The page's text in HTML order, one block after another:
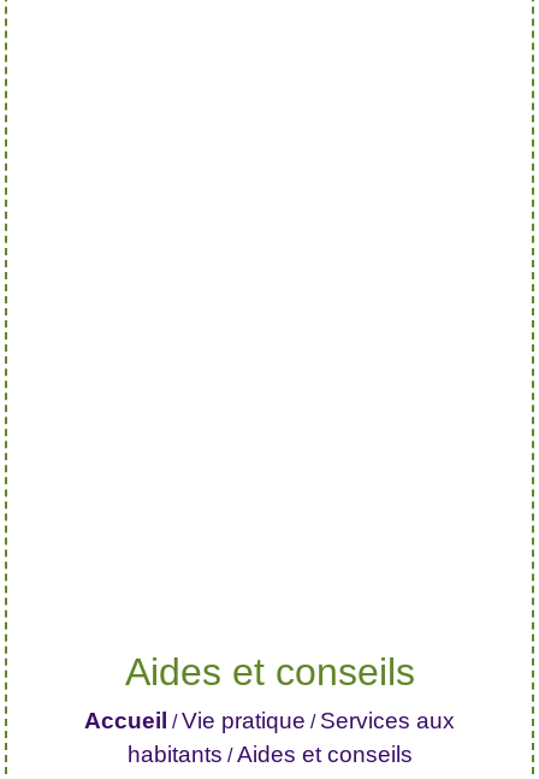
Aides et conseils
Accueil /Vie pratique / Services aux
habitants /Aides et conseils